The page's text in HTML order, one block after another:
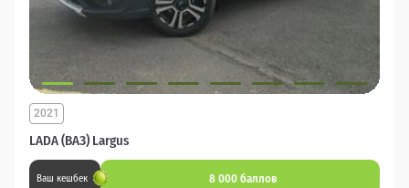
LADA (ВАЗ) Largus
2021
Ваш кешбек 8 000 баллов